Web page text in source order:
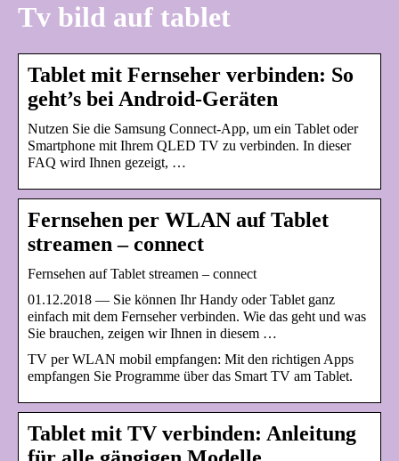
Tv bild auf tablet
Tablet mit Fernseher verbinden: So
geht’s bei Android-Geräten
Nutzen Sie die Samsung Connect-App, um ein Tablet oder
Smartphone mit Ihrem QLED TV zu verbinden. In dieser
FAQ wird Ihnen gezeigt, …
Fernsehen per WLAN auf Tablet
streamen – connect
Fernsehen auf Tablet streamen – connect
01.12.2018 — Sie können Ihr Handy oder Tablet ganz
einfach mit dem Fernseher verbinden. Wie das geht und was
Sie brauchen, zeigen wir Ihnen in diesem …
TV per WLAN mobil empfangen: Mit den richtigen Apps
empfangen Sie Programme über das Smart TV am Tablet.
Tablet mit TV verbinden: Anleitung